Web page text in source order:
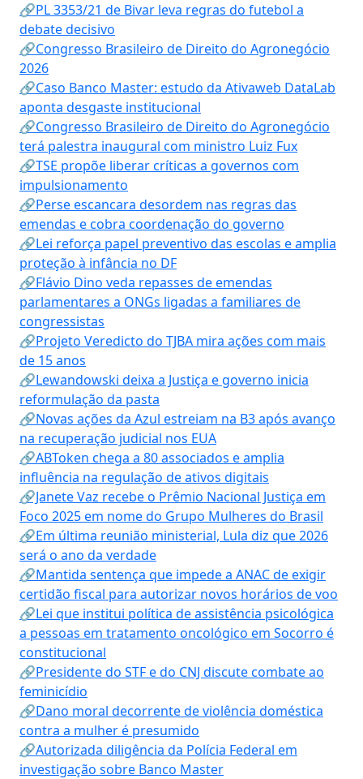
🔗PL 3353/21 de Bivar leva regras do futebol a
debate decisivo
🔗Congresso Brasileiro de Direito do Agronegócio
2026
🔗Caso Banco Master: estudo da Ativaweb DataLab
aponta desgaste institucional
🔗Congresso Brasileiro de Direito do Agronegócio
terá palestra inaugural com ministro Luiz Fux
🔗TSE propõe liberar críticas a governos com
impulsionamento
🔗Perse escancara desordem nas regras das
emendas e cobra coordenação do governo
🔗Lei reforça papel preventivo das escolas e amplia
proteção à infância no DF
🔗Flávio Dino veda repasses de emendas
parlamentares a ONGs ligadas a familiares de
congressistas
🔗Projeto Veredicto do TJBA mira ações com mais
de 15 anos
🔗Lewandowski deixa a Justiça e governo inicia
reformulação da pasta
🔗Novas ações da Azul estreiam na B3 após avanço
na recuperação judicial nos EUA
🔗ABToken chega a 80 associados e amplia
influência na regulação de ativos digitais
🔗Janete Vaz recebe o Prêmio Nacional Justiça em
Foco 2025 em nome do Grupo Mulheres do Brasil
🔗Em última reunião ministerial, Lula diz que 2026
será o ano da verdade
🔗Mantida sentença que impede a ANAC de exigir
certidão fiscal para autorizar novos horários de voo
🔗Lei que institui política de assistência psicológica
a pessoas em tratamento oncológico em Socorro é
constitucional
🔗Presidente do STF e do CNJ discute combate ao
feminicídio
🔗Dano moral decorrente de violência doméstica
contra a mulher é presumido
🔗Autorizada diligência da Polícia Federal em
investigação sobre Banco Master